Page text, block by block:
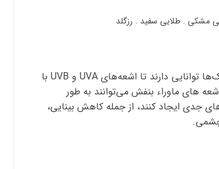
تاییدیه UV400 به این معناست که این عینک‌ها توانایی دارند تا اشعه‌های UVA و UVB با
های ماوراء بنفش می‌توانند به طور
جدی ایجاد کنند، از جمله کاهش بینایی،
چشمی.